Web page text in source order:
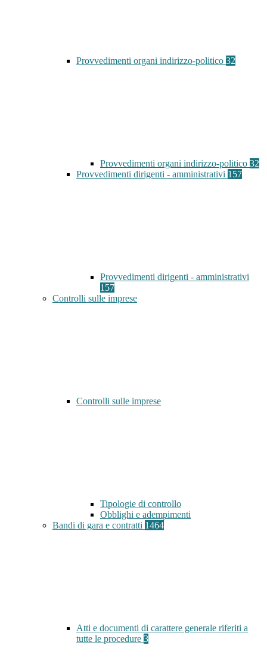
Provvedimenti organi indirizzo-politico 32
Provvedimenti organi indirizzo-politico 32
Provvedimenti dirigenti - amministrativi 157
Provvedimenti dirigenti - amministrativi
157
Controlli sulle imprese
Controlli sulle imprese
Tipologie di controllo
Obblighi e adempimenti
Bandi di gara e contratti 1464
Atti e documenti di carattere generale riferiti a
tutte le procedure 3